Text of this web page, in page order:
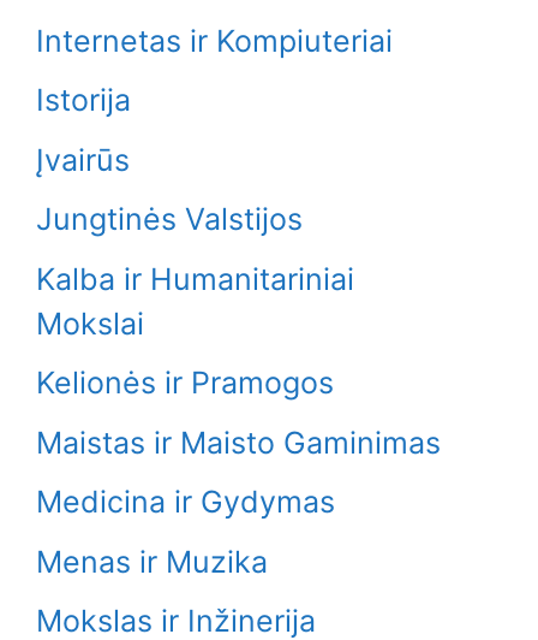
Internetas ir Kompiuteriai
Istorija
Įvairūs
Jungtinės Valstijos
Kalba ir Humanitariniai
Mokslai
Kelionės ir Pramogos
Maistas ir Maisto Gaminimas
Medicina ir Gydymas
Menas ir Muzika
Mokslas ir Inžinerija